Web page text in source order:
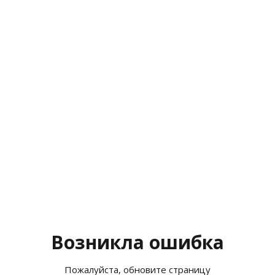
Возникла ошибка
Пожалуйста, обновите страницу